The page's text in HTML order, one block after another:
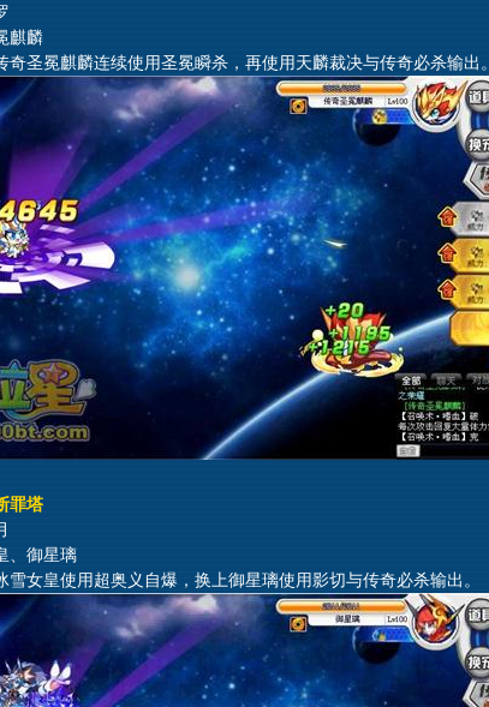
麒麟
冕麒麟连续使用圣冕瞬杀，再使用天麟裁决与传奇必杀输出。
罪塔
御星璃
皇使用超奥义自爆，换上御星璃使用影切与传奇必杀输出。